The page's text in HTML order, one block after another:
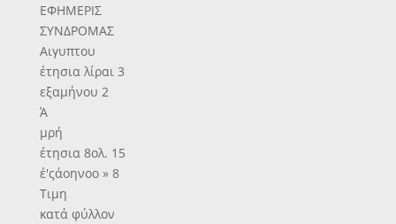
ΕΦΗΜΕΡΙΣ
ΣΥΝΔΡΟΜΑΣ
Αιγυπτου
έτησια λίραι 3
εξαμήνου 2
Ά
μρή
έτησια 8ολ. 15
έ'ςάοηνοο » 8
Τιμη
κατά φύλλον